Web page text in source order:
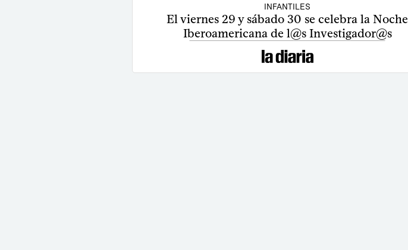
INFANTILES
El viernes 29 y sábado 30 se celebra la Noche
Iberoamericana de l@s Investigador@s